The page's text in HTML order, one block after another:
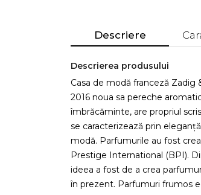
Descriere
Descrierea produsului
Casa de modă franceză
2016 noua sa pereche
îmbrăcăminte, are propriul
se caracterizează prin
modă. Parfumurile au fost
Prestige International (BPI).
ideea a fost de a crea
în prezent. Parfumuri frumos